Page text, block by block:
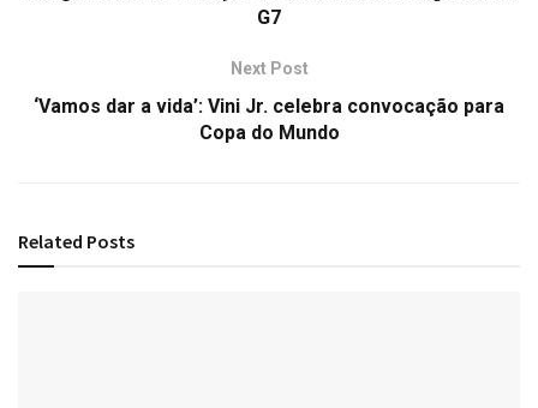
G7
Next Post
‘Vamos dar a vida’: Vini Jr. celebra convocação para
Copa do Mundo
Related Posts